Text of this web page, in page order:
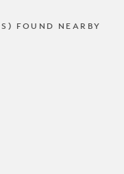
FOUND NEARBY